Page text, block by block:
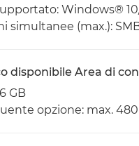
Windows® 10/
simultanee (max.):
disponibile Area di
GB
opzione: max. 480